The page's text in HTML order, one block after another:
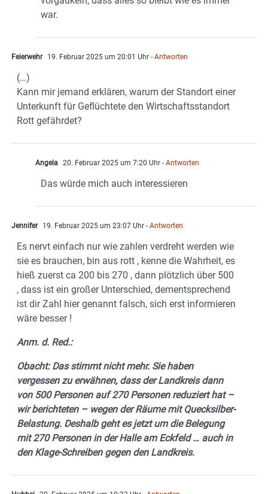
war.
Feierwehr 19. Februar 2025 um 20:01 Uhr - Antworten
(…)
Kann mir jemand erklären, warum der Standort einer
Unterkunft für Geflüchtete den Wirtschaftsstandort
Rott gefährdet?
Angela 20. Februar 2025 um 7:20 Uhr - Antworten
Das würde mich auch interessieren
Jennifer 19. Februar 2025 um 23:07 Uhr - Antworten
Es nervt einfach nur wie zahlen verdreht werden wie
sie es brauchen, bin aus rott , kenne die Wahrheit, es
hieß zuerst ca 200 bis 270 , dann plötzlich über 500
, dass ist ein großer Unterschied, dementsprechend
ist dir Zahl hier genannt falsch, sich erst informieren
wäre besser !
Anm. d. Red.:
Obacht: Das stimmt nicht mehr. Sie haben
vergessen zu erwähnen, dass der Landkreis dann
von 500 Personen auf 270 Personen reduziert hat –
wir berichteten – wegen der Räume mit Quecksilber-
Belastung. Deshalb geht es jetzt um die Belegung
mit 270 Personen in der Halle am Eckfeld … auch in
den Klage-Schreiben gegen den Landkreis.